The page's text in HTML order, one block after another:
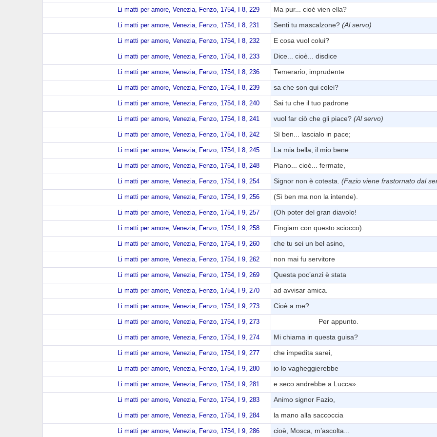
Li matti per amore, Venezia, Fenzo, 1754, I 8, 229 Ma pur... cioè vien ella?
Li matti per amore, Venezia, Fenzo, 1754, I 8, 231 Senti tu mascalzone?(Al servo)
Li matti per amore, Venezia, Fenzo, 1754, I 8, 232 E cosa vuol colui?
Li matti per amore, Venezia, Fenzo, 1754, I 8, 233 Dice... cioè... disdice
Li matti per amore, Venezia, Fenzo, 1754, I 8, 236 Temerario, imprudente
Li matti per amore, Venezia, Fenzo, 1754, I 8, 239 sa che son qui colei?
Li matti per amore, Venezia, Fenzo, 1754, I 8, 240 Sai tu che il tuo padrone
Li matti per amore, Venezia, Fenzo, 1754, I 8, 241 vuol far ciò che gli piace?(Al servo)
Li matti per amore, Venezia, Fenzo, 1754, I 8, 242 Sì ben... lascialo in pace;
Li matti per amore, Venezia, Fenzo, 1754, I 8, 245 La mia bella, il mio bene
Li matti per amore, Venezia, Fenzo, 1754, I 8, 248 Piano... cioè... fermate,
Li matti per amore, Venezia, Fenzo, 1754, I 9, 254 Signor non è cotesta.(Fazio viene frastornato dal
Li matti per amore, Venezia, Fenzo, 1754, I 9, 256 (Sì ben ma non la intende).
Li matti per amore, Venezia, Fenzo, 1754, I 9, 257 (Oh poter del gran diavolo!
Li matti per amore, Venezia, Fenzo, 1754, I 9, 258 Fingiam con questo sciocco).
Li matti per amore, Venezia, Fenzo, 1754, I 9, 260 che tu sei un bel asino,
Li matti per amore, Venezia, Fenzo, 1754, I 9, 262 non mai fu servitore
Li matti per amore, Venezia, Fenzo, 1754, I 9, 269 Questa poc’anzi è stata
Li matti per amore, Venezia, Fenzo, 1754, I 9, 270 ad avvisar amica.
Li matti per amore, Venezia, Fenzo, 1754, I 9, 273 Cioè a me?
Li matti per amore, Venezia, Fenzo, 1754, I 9, 273 Per appunto.
Li matti per amore, Venezia, Fenzo, 1754, I 9, 274 Mi chiama in questa guisa?
Li matti per amore, Venezia, Fenzo, 1754, I 9, 277 che impedita sarei,
Li matti per amore, Venezia, Fenzo, 1754, I 9, 280 io lo vagheggierebbe
Li matti per amore, Venezia, Fenzo, 1754, I 9, 281 e seco andrebbe a Lucca».
Li matti per amore, Venezia, Fenzo, 1754, I 9, 283 Animo signor Fazio,
Li matti per amore, Venezia, Fenzo, 1754, I 9, 284 la mano alla saccoccia
Li matti per amore, Venezia, Fenzo, 1754, I 9, 286 cioè, Mosca, m’ascolta...